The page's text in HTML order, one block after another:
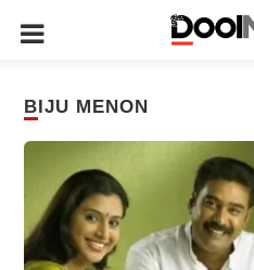
BIJU MENON